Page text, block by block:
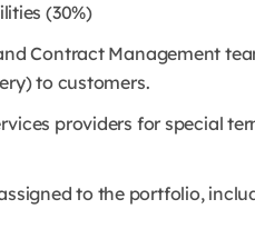
(30%)
Contract Management
to customers.
providers for special
to the portfolio,